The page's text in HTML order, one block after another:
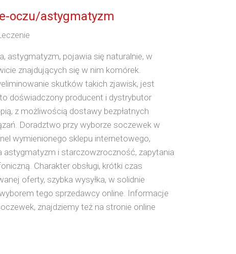
oczu/astygmatyzm
astygmatyzm, pojawia się naturalnie, w
znajdujących się w nim komórek.
skutków takich zjawisk, jest
doświadczony producent i dystrybutor
z możliwością dostawy bezpłatnych
Doradztwo przy wyborze soczewek w
wymienionego sklepu internetowego,
i starczowzroczność, zapytania
Charakter obsługi, krótki czas
oferty, szybka wysyłka, w solidnie
tego sprzedawcy online. Informacje
znajdziemy też na stronie online